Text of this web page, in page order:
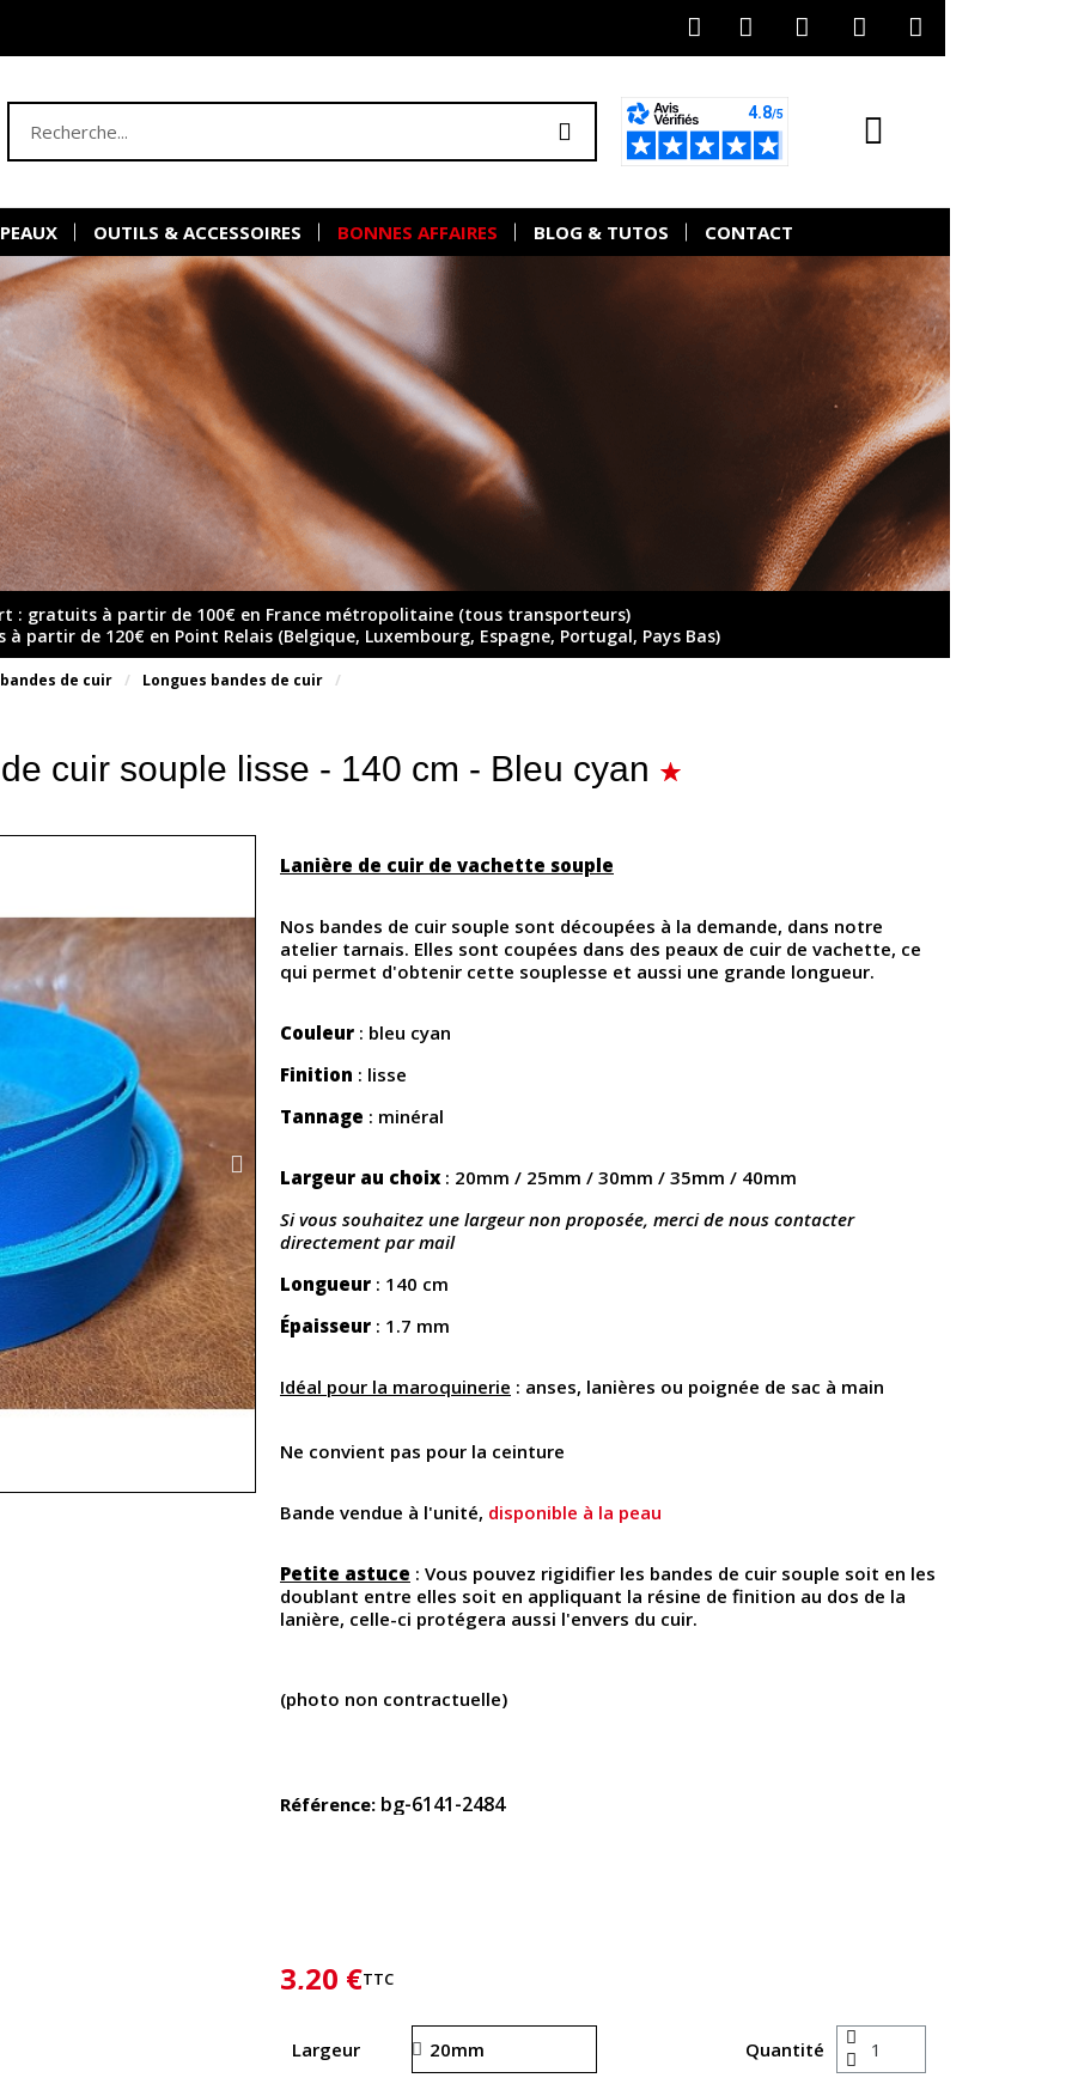
OUTILS & ACCESSOIRES BONNES AFFAIRES BLOG & TUTOS CONTACT
: gratuits à partir de 100€ en France métropolitaine (tous transporteurs)
partir de 120€ en Point Relais (Belgique, Luxembourg, Espagne, Portugal, Pays Bas)
de cuir Longues bandes de cuir
cuir souple lisse - 140 cm - Bleu cyan
Lanière de cuir de vachette souple
Nos bandes de cuir souple sont découpées à la demande, dans notre
atelier tarnais. Elles sont coupées dans des peaux de cuir de vachette, ce
qui permet d'obtenir cette souplesse et aussi une grande longueur.
Couleur : bleu cyan
Finition : lisse
Tannage : minéral
Largeur au choix: 20mm / 25mm / 30mm / 35mm / 40mm
Si vous souhaitez une largeur non proposée, merci de nous contacter
directement par mail
Longueur : 140 cm
Épaisseur : 1.7 mm
Idéal pour la maroquinerie : anses, lanières ou poignée de sac à main
Ne convient pas pour la ceinture
Bande vendue à l'unité, disponible à la peau
Petite astuce : Vous pouvez rigidifier les bandes de cuir souple soit en les
doublant entre elles soit en appliquant la résine de finition au dos de la
lanière, celle-ci protégera aussi l'envers du cuir.
(photo non contractuelle)
Référence bg-6141-2484
3,20 €TTC
Largeur Quantité